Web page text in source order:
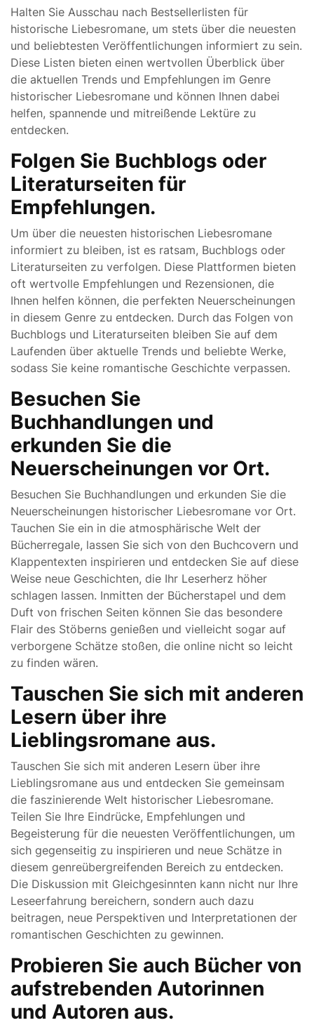
Halten Sie Ausschau nach Bestsellerlisten für
historische Liebesromane, um stets über die neuesten
und beliebtesten Veröffentlichungen informiert zu sein.
Diese Listen bieten einen wertvollen Überblick über
die aktuellen Trends und Empfehlungen im Genre
historischer Liebesromane und können Ihnen dabei
helfen, spannende und mitreißende Lektüre zu
entdecken.
Folgen Sie Buchblogs oder
Literaturseiten für
Empfehlungen.
Um über die neuesten historischen Liebesromane
informiert zu bleiben, ist es ratsam, Buchblogs oder
Literaturseiten zu verfolgen. Diese Plattformen bieten
oft wertvolle Empfehlungen und Rezensionen, die
Ihnen helfen können, die perfekten Neuerscheinungen
in diesem Genre zu entdecken. Durch das Folgen von
Buchblogs und Literaturseiten bleiben Sie auf dem
Laufenden über aktuelle Trends und beliebte Werke,
sodass Sie keine romantische Geschichte verpassen.
Besuchen Sie
Buchhandlungen und
erkunden Sie die
Neuerscheinungen vor Ort.
Besuchen Sie Buchhandlungen und erkunden Sie die
Neuerscheinungen historischer Liebesromane vor Ort.
Tauchen Sie ein in die atmosphärische Welt der
Bücherregale, lassen Sie sich von den Buchcovern und
Klappentexten inspirieren und entdecken Sie auf diese
Weise neue Geschichten, die Ihr Leserherz höher
schlagen lassen. Inmitten der Bücherstapel und dem
Duft von frischen Seiten können Sie das besondere
Flair des Stöberns genießen und vielleicht sogar auf
verborgene Schätze stoßen, die online nicht so leicht
zu finden wären.
Tauschen Sie sich mit anderen
Lesern über ihre
Lieblingsromane aus.
Tauschen Sie sich mit anderen Lesern über ihre
Lieblingsromane aus und entdecken Sie gemeinsam
die faszinierende Welt historischer Liebesromane.
Teilen Sie Ihre Eindrücke, Empfehlungen und
Begeisterung für die neuesten Veröffentlichungen, um
sich gegenseitig zu inspirieren und neue Schätze in
diesem genreübergreifenden Bereich zu entdecken.
Die Diskussion mit Gleichgesinnten kann nicht nur Ihre
Leseerfahrung bereichern, sondern auch dazu
beitragen, neue Perspektiven und Interpretationen der
romantischen Geschichten zu gewinnen.
Probieren Sie auch Bücher von
aufstrebenden Autorinnen
und Autoren aus.